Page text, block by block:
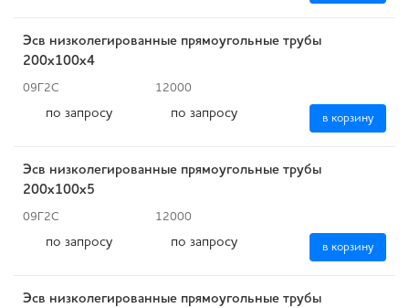
Эсв низколегированные прямоугольные трубы
200x100x4
09Г2С 12000
по запросу по запросу в корзину
Эсв низколегированные прямоугольные трубы
200x100x5
09Г2С 12000
по запросу по запросу в корзину
Эсв низколегированные прямоугольные трубы